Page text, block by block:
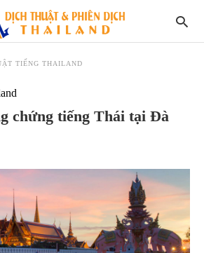
TIẾNG THAILAND
chứng tiếng Thái tại Đà